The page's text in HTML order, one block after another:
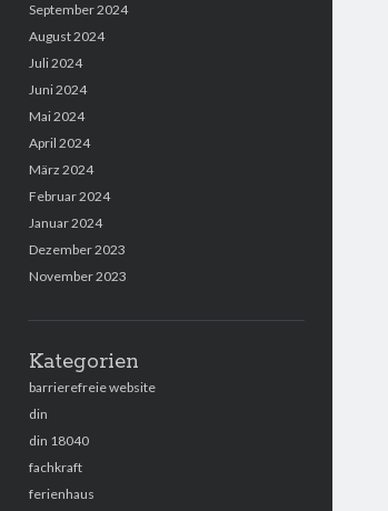
September 2024
August 2024
Juli 2024
Juni 2024
Mai 2024
April 2024
März 2024
Februar 2024
Januar 2024
Dezember 2023
November 2023
Kategorien
barrierefreie website
din
din 18040
fachkraft
ferienhaus